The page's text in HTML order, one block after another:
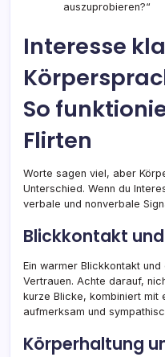
auszuprobieren?“
Interesse
So
Flirten
Worte sagen viel, aber
Unterschied. Wenn du
verbale und nonverbale
Blickkontakt
Ein warmer Blickkontakt
Vertrauen. Achte darauf,
kurze Blicke, kombiniert mit
aufmerksam und
Körperhaltung